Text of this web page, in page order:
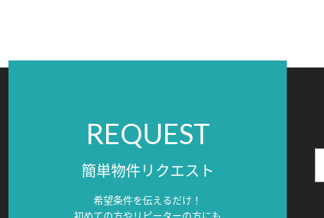
REQUEST
簡単物件リクエスト
希望条件を伝えるだけ！